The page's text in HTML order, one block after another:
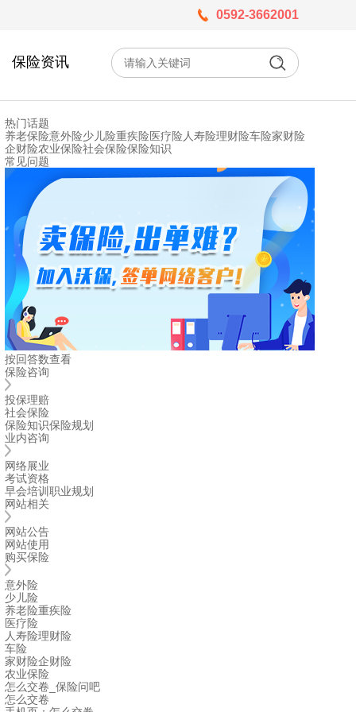
0592-3662001
保险资讯
热门话题
养老保险意外险少儿险重疾险医疗险 人寿险理财险车险家财险
企财险农业保险社会保险保险知识
常见问题
按回答数查看
保险咨询
投保理赔
社会保险
保险知识保险规划
业内咨询
网络展业
考试资格
早会培训 职业规划
网站相关
网站公告
网站使用
购买保险
意外险
少儿险
养老险重疾险
医疗险
人寿险理财险
车险
家财险企财险
农业保险
怎么交卷_保险问吧
怎么交卷